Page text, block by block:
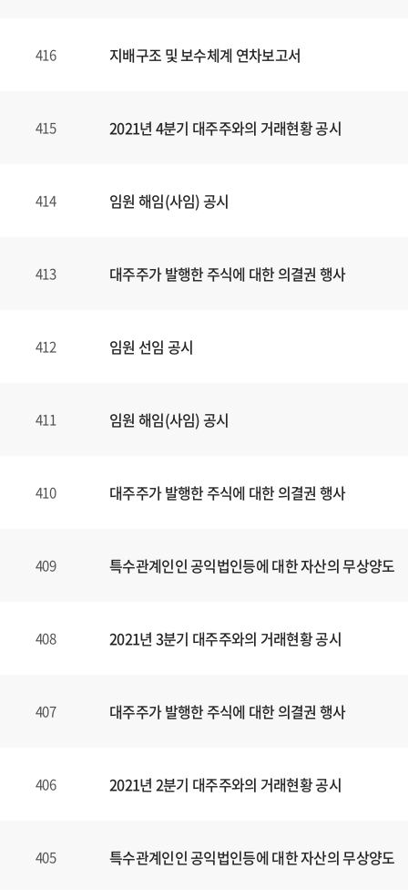
416 지배구조 및 보수체계 연차보고서
415 2021년 4분기 대주주와의 거래현황 공시
414 임원 해임(사임) 공시
413 대주주가 발행한 주식에 대한 의결권 행사
412 임원 선임 공시
411 임원 해임(사임) 공시
410 대주주가 발행한 주식에 대한 의결권 행사
409 특수관계인인 공익법인등에 대한 자산의 무상양도
408 2021년 3분기 대주주와의 거래현황 공시
407 대주주가 발행한 주식에 대한 의결권 행사
406 2021년 2분기 대주주와의 거래현황 공시
405 특수관계인인 공익법인등에 대한 자산의 무상양도